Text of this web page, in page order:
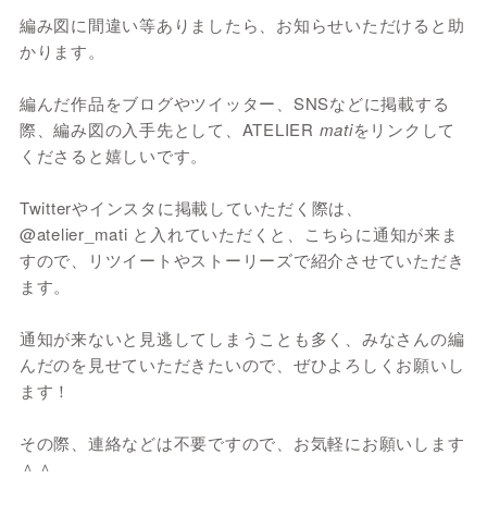
編み図に間違い等ありましたら、お知らせいただけると助
かります。
編んだ作品をブログやツイッター、SNSなどに掲載する
際、編み図の入手先として、ATELIER matiをリンクして
くださると嬉しいです。
Twitterやインスタに掲載していただく際は、
@atelier_mati と入れていただくと、こちらに通知が来ま
すので、リツイートやストーリーズで紹介させていただき
ます。
通知が来ないと見逃してしまうことも多く、みなさんの編
んだのを見せていただきたいので、ぜひよろしくお願いし
ます！
その際、連絡などは不要ですので、お気軽にお願いします
＾＾